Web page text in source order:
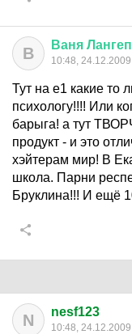
В Ваня
10:48, 24.12.2009
Тут на е1 какие
психологу!!!! Или
барыга! а тут
продукт - и это
хэйтерам мир! В
школа. Парни
Бруклина!!! И ещё
N nesf123
10:48, 24.12.2009